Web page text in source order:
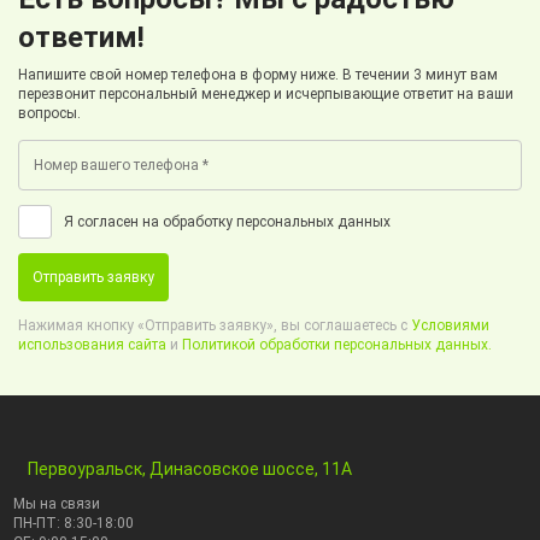
ответим!
Напишите свой номер телефона в форму ниже. В течении 3 минут вам
перезвонит персональный менеджер и исчерпывающие ответит на ваши
вопросы.
Я согласен на обработку персональных данных
Отправить заявку
Нажимая кнопку «Отправить заявку», вы соглашаетесь с Условиями
использования сайта и Политикой обработки персональных данных.
Первоуральск, Динасовское шоссе, 11А
Мы на связи
ПН-ПТ: 8:30-18:00